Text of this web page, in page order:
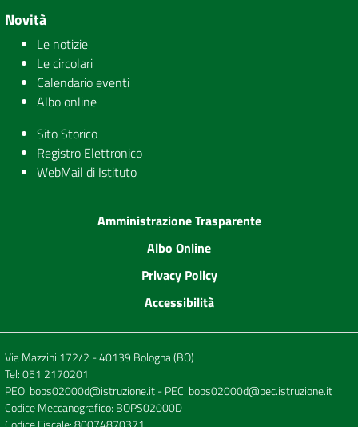
Novità
Le notizie
Le circolari
Calendario eventi
Albo online
Sito Storico
Registro Elettronico
WebMail di Istituto
Amministrazione Trasparente
Albo Online
Privacy Policy
Accessibilità
Via Mazzini 172/2 - 40139 Bologna (BO)
Tel:051 2170201
PEO: bops02000d@istruzione.it- PEC: bops02000d@pec.istruzione.it
Codice Meccanografico: BOPS02000D